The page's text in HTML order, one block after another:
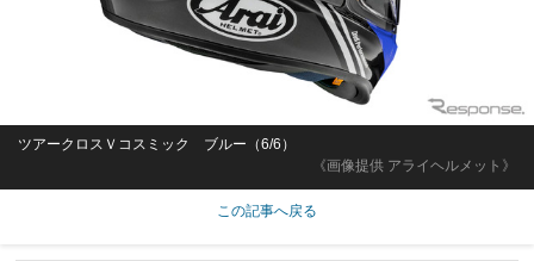
《画像提供 アライヘルメット》
ツアークロスＶコスミック ブルー（6/6）
この記事へ戻る